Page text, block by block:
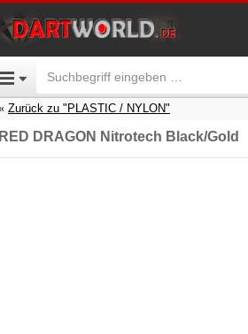
Zurück zu "PLASTIC / NYLON"
RED DRAGON Nitrotech Black/Gold